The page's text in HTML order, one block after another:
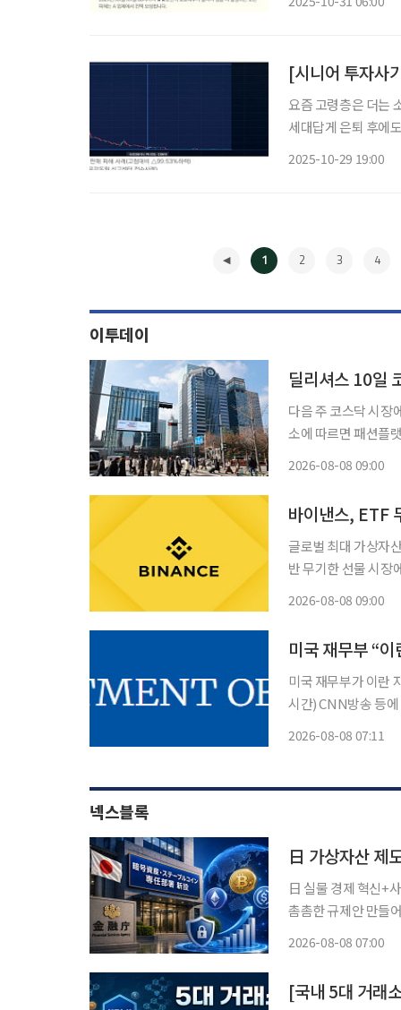
요즘 고령층은 더는
세대답게 은퇴 후에
2025-10-29 19:00
1 2 3 4
이투데이
딜리셔스 10일
다음 주 코스닥 시장에
소에 따르면 패션플랫
2026-08-08 09:00
글로벌 최대 가상자
반 무기한 선물 시장
2026-08-08 09:00
미국 재무부 “
미국 재무부가 이란 자
시간) CNN방송 등
2026-08-08 07:11
넥스블록
日 실물 경제 혁신+
촘촘한 규제안 만들
2026-08-08 07:00
[국내 5대 거래